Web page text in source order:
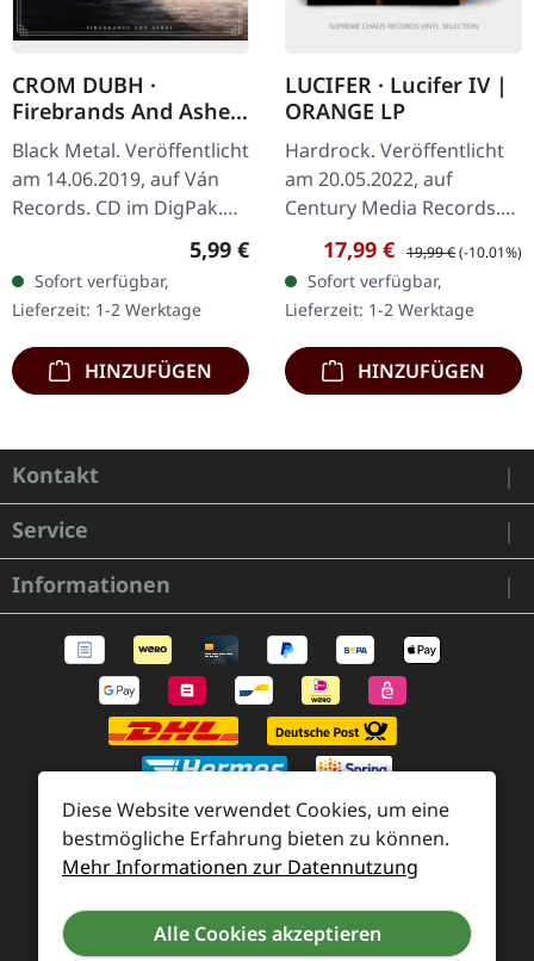
CROM DUBH ·
Firebrands And Ashes
| DIGIPAK CD
Black Metal. Veröffentlicht
am 14.06.2019, auf Ván
Records. CD im DigPak.
Exemplare. Crom Dubh
entfesselt mit „Firebrands
and…
Regulärer Preis:
5,99 €
Sofort verfügbar,
Lieferzeit: 1-2 Werktage
HINZUFÜGEN
LUCIFER · Lucifer IV |
ORANGE LP
Hardrock. Veröffentlicht
am 20.05.2022, auf
Century Media Records.
Transparent orangenes
Vinyl im Gatefold-Cover.
Lucifer kehren mit ihrem
vierten…
Verkaufspreis:
17,99 € Regulärer Preis:
19,99 €(-10.01%)
Sofort verfügbar,
Lieferzeit: 1-2 Werktage
HINZUFÜGEN
Kontakt
Service
Informationen
Zahlung und Versand
Widerrufsrecht und Rücksendung
Kontakt
Händleranfragen
Cookie-Voreinstellungen
Diese Website verwendet Cookies, um eine
bestmögliche Erfahrung bieten zu können.
Mehr Informationen zur Datennutzung
Alle Cookies akzeptieren